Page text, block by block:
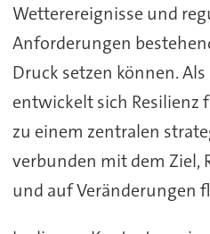
Wetterereignisse und
Anforderungen
Druck setzen können.
entwickelt sich Resilienz
zu einem zentralen
verbunden mit dem Ziel,
und auf Veränderungen